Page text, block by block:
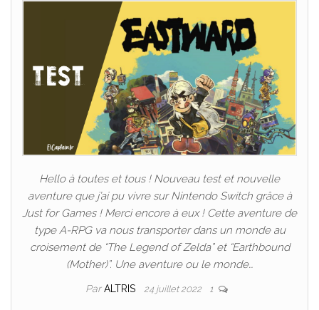
Hello à toutes et tous ! Nouveau test et nouvelle
aventure que j’ai pu vivre sur Nintendo Switch grâce à
Just for Games ! Merci encore à eux ! Cette aventure de
type A-RPG va nous transporter dans un monde au
croisement de “The Legend of Zelda” et “Earthbound
(Mother)”. Une aventure ou le monde…
ParALTRIS 24 juillet 2022 1